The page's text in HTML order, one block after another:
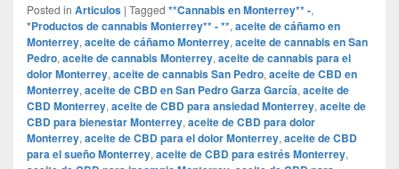
Posted in Articulos | Tagged **Cannabis en Monterrey** -,
*Productos de cannabis Monterrey** - **, aceite de cáñamo en
Monterrey, aceite de cáñamo Monterrey, aceite de cannabis en San
Pedro, aceite de cannabis Monterrey, aceite de cannabis para el
dolor Monterrey, aceite de cannabis San Pedro, aceite de CBD en
Monterrey, aceite de CBD en San Pedro Garza García, aceite de
CBD Monterrey, aceite de CBD para ansiedad Monterrey, aceite de
CBD para bienestar Monterrey, aceite de CBD para dolor
Monterrey, aceite de CBD para el dolor Monterrey, aceite de CBD
para el sueño Monterrey, aceite de CBD para estrés Monterrey,